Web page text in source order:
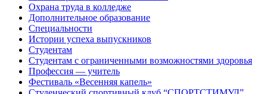
Охрана труда в колледже
Дополнительное образование
Специальности
Истории успеха выпускников
Студентам
Студентам с ограниченными возможностями здоровья
Профессия — учитель
Фестиваль «Весенняя капель»